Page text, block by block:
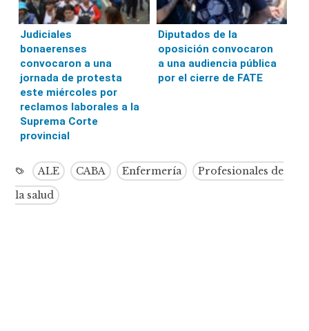
Judiciales
bonaerenses
convocaron a una
jornada de protesta
este miércoles por
reclamos laborales a la
Suprema Corte
provincial
Diputados de la
oposición convocaron
a una audiencia pública
por el cierre de FATE
ALE CABA Enfermería
Profesionales de
la salud